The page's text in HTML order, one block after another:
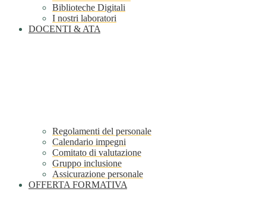
Biblioteche Digitali
I nostri laboratori
DOCENTI & ATA
Regolamenti del personale
Calendario impegni
Comitato di valutazione
Gruppo inclusione
Assicurazione personale
OFFERTA FORMATIVA